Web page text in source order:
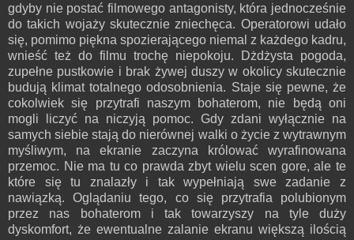
gdyby nie postać filmowego antagonisty, która jednocześnie
do takich wojaży skutecznie zniechęca. Operatorowi udało
się, pomimo piękna spozierającego niemal z każdego kadru,
wnieść też do filmu trochę niepokoju. Dżdżysta pogoda,
zupełne pustkowie i brak żywej duszy w okolicy skutecznie
budują klimat totalnego odosobnienia. Staje się pewne, że
cokolwiek się przytrafi naszym bohaterom, nie będą oni
mogli liczyć na niczyją pomoc. Gdy zdani wyłącznie na
samych siebie stają do nierównej walki o życie z wytrawnym
myśliwym, na ekranie zaczyna królować wyrafinowana
przemoc. Nie ma tu co prawda zbyt wielu scen gore, ale te
które się tu znalazły i tak wypełniają swe zadanie z
nawiązką. Oglądaniu tego, co się przytrafia polubionym
przez nas bohaterom i tak towarzyszy na tyle duży
dyskomfort, że ewentualne zalanie ekranu większą ilością